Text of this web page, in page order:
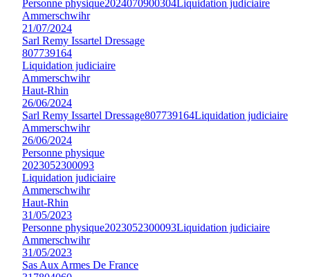
Personne physique2024070900304Liquidation judiciaire
Ammerschwihr
21/07/2024
Sarl Remy Issartel Dressage
807739164
Liquidation judiciaire
Ammerschwihr
Haut-Rhin
26/06/2024
Sarl Remy Issartel Dressage807739164Liquidation judiciaire
Ammerschwihr
26/06/2024
Personne physique
2023052300093
Liquidation judiciaire
Ammerschwihr
Haut-Rhin
31/05/2023
Personne physique2023052300093Liquidation judiciaire
Ammerschwihr
31/05/2023
Sas Aux Armes De France